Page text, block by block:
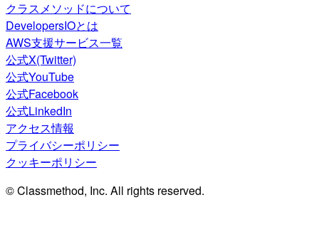
クラスメソッドについて
DevelopersIOとは
AWS支援サービス一覧
公式X(Twitter)
公式YouTube
公式Facebook
公式LinkedIn
アクセス情報
プライバシーポリシー
クッキーポリシー
© Classmethod, Inc. All rights reserved.